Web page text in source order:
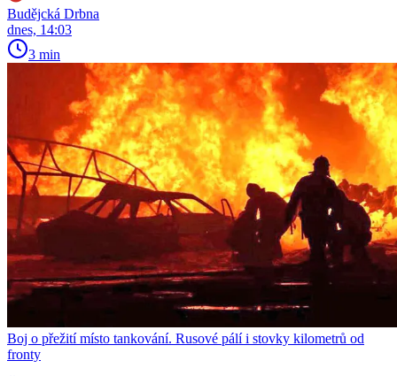
Budějcká Drbna
dnes, 14:03
3 min
Boj o přežití místo tankování. Rusové pálí i stovky kilometrů od
fronty